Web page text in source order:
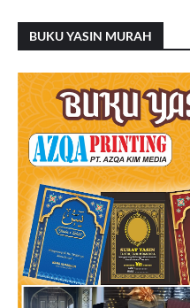
BUKU YASIN MURAH